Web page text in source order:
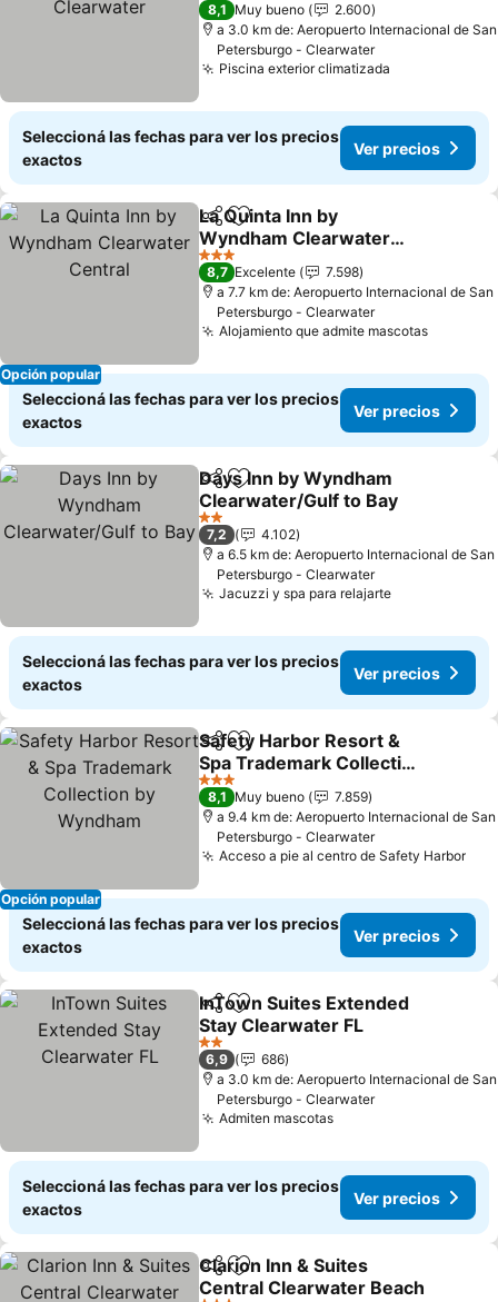
8,1 Muy bueno
2.600
a 3.0 km de: Aeropuerto Internacional de San
Petersburgo - Clearwater
Piscina exterior climatizada
Seleccioná las fechas para ver los precios
exactos
Ver precios
Opción popular
CompartirAñadir a favoritos
La Quinta Inn by
Wyndham Clearwater
Central
3 Estrellas
8,7 Excelente
7.598
a 7.7 km de: Aeropuerto Internacional de San
Petersburgo - Clearwater
Alojamiento que admite mascotas
Seleccioná las fechas para ver los precios
exactos
Ver precios
CompartirAñadir a favoritos
Days Inn by Wyndham
Clearwater/Gulf to Bay
2 Estrellas
7,2
4.102
a 6.5 km de: Aeropuerto Internacional de San
Petersburgo - Clearwater
Jacuzzi y spa para relajarte
Seleccioná las fechas para ver los precios
exactos
Ver precios
Opción popular
CompartirAñadir a favoritos
Safety Harbor Resort &
Spa Trademark Collection
by Wyndham
3 Estrellas
8,1 Muy bueno
7.859
a 9.4 km de: Aeropuerto Internacional de San
Petersburgo - Clearwater
Acceso a pie al centro de Safety Harbor
Seleccioná las fechas para ver los precios
exactos
Ver precios
CompartirAñadir a favoritos
InTown Suites Extended
Stay Clearwater FL
2 Estrellas
6,9
686
a 3.0 km de: Aeropuerto Internacional de San
Petersburgo - Clearwater
Admiten mascotas
Seleccioná las fechas para ver los precios
exactos
Ver precios
CompartirAñadir a favoritos
Clarion Inn & Suites
Central Clearwater Beach